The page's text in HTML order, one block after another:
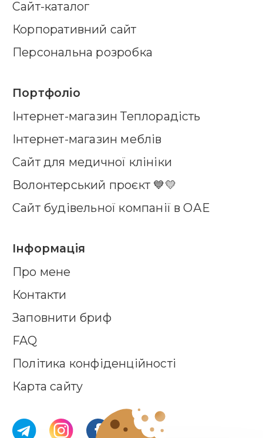
Сайт-каталог
Корпоративний сайт
Персональна розробка
Портфоліо
Інтернет-магазин Теплорадість
Інтернет-магазин меблів
Сайт для медичної клініки
Волонтерський проєкт 💙💛
Сайт будівельної компанії в ОАЕ
Інформація
Про мене
Контакти
Заповнити бриф
FAQ
Політика конфіденційності
Карта сайту